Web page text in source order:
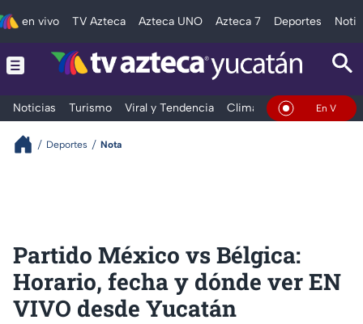
en vivo TV Azteca Azteca UNO Azteca 7 Deportes
Noticias Turismo Viral y Tendencia Clima DeportesEn Vivo
Deportes Nota
Partido México vs Bélgica:
Horario, fecha y dónde ver EN
VIVO desde Yucatán